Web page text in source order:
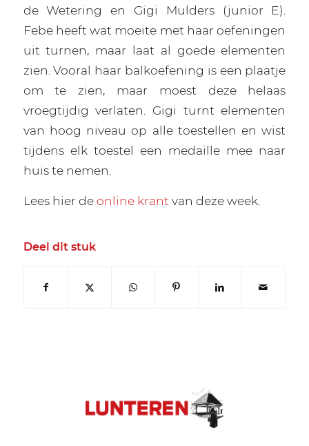
de Wetering en Gigi Mulders (junior E).
Febe heeft wat moeite met haar oefeningen
uit turnen, maar laat al goede elementen
zien. Vooral haar balkoefening is een plaatje
om te zien, maar moest deze helaas
vroegtijdig verlaten. Gigi turnt elementen
van hoog niveau op alle toestellen en wist
tijdens elk toestel een medaille mee naar
huis te nemen.
Lees hier deonline krant van deze week.
Deel dit stuk